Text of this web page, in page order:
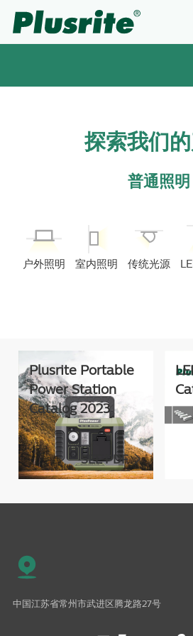
探索我们
普通照明
户外照明 室内照明 传统光源
Plusrite Portable
Power Station
Catalog 2023
SEE PDF
中国江苏省常州市武进区腾龙路27号